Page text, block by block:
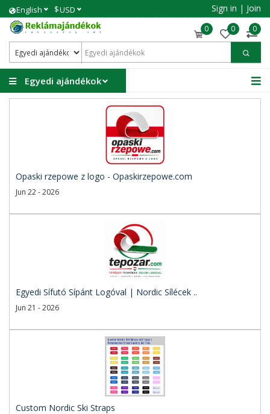
English $USD Sign in | Join
0 0 0
Egyedi ajándékok
Opaski rzepowe z logo - Opaskirzepowe.com
Jun 22 - 2026
Egyedi Sífutó Sípánt Logóval | Nordic Sílécek ..
Jun 21 - 2026
Custom Nordic Ski Straps